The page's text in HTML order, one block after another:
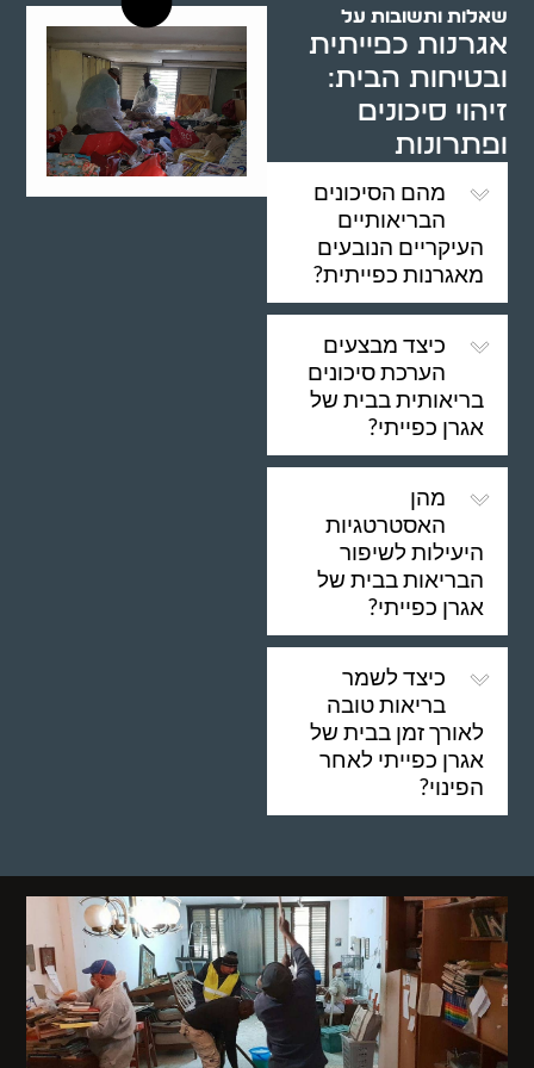
שאלות ותשובות על
אגרנות כפייתית
ובטיחות הבית:
זיהוי סיכונים
ופתרונות
מהם הסיכונים
הבריאותיים
העיקריים הנובעים
מאגרנות כפייתית?
כיצד מבצעים
הערכת סיכונים
בריאותית בבית של
אגרן כפייתי?
מהן
האסטרטגיות
היעילות לשיפור
הבריאות בבית של
אגרן כפייתי?
כיצד לשמר
בריאות טובה
לאורך זמן בבית של
אגרן כפייתי לאחר
הפינוי?